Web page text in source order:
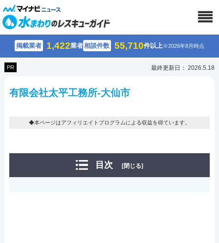
掲載業者 1,422業者相談件数 55,710件以上※2026年8月時点
PR 最終更新日： 2026.5.18
有限会社太平工務所-大仙市
◆本ページはアフィリエイトプログラムによる収益を得ています。
目次 [閉じる]